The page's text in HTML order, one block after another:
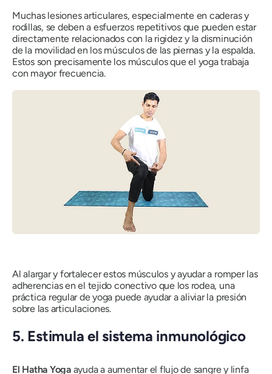
Muchas lesiones articulares, especialmente en caderas y
rodillas, se deben a esfuerzos repetitivos que pueden estar
directamente relacionados con la rigidez y la disminución
de la movilidad en los músculos de las piernas y la espalda.
Estos son precisamente los músculos que el yoga trabaja
con mayor frecuencia.
Al alargar y fortalecer estos músculos y ayudar a romper las
adherencias en el tejido conectivo que los rodea, una
práctica regular de yoga puede ayudar a aliviar la presión
sobre las articulaciones.
5. Estimula el sistema inmunológico
El Hatha Yogaayuda a aumentar el flujo de sangre y linfa